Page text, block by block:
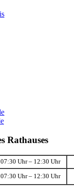
Rathauses
07:30 Uhr – 12:30 Uhr
07:30 Uhr – 12:30 Uhr